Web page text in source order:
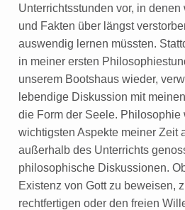
Unterrichtsstunden vor, in
und Fakten über längst
auswendig lernen müssten.
in meiner ersten
unserem Bootshaus wieder,
lebendige Diskussion mit
die Form der Seele. Philosophie
wichtigsten Aspekte meiner Zeit
außerhalb des Unterrichts
philosophische Diskussionen.
Existenz von Gott zu beweisen,
rechtfertigen oder den freien